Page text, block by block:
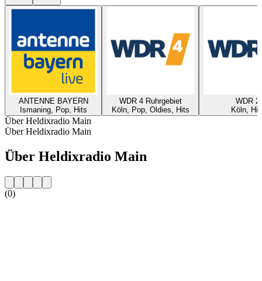
ANTENNE BAYERN
Ismaning, Pop, Hits
WDR 4 Ruhrgebiet
Köln, Pop, Oldies, Hits
WDR 2
Köln,
Über Heldixradio Main
Über Heldixradio Main
Über Heldixradio Main
(0)